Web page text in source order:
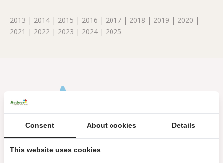
2013 | 2014 | 2015 | 2016 | 2017 | 2018 | 2019 | 2020 |
2021 | 2022 | 2023 | 2024 | 2025
Consent About cookies Details
This website uses cookies